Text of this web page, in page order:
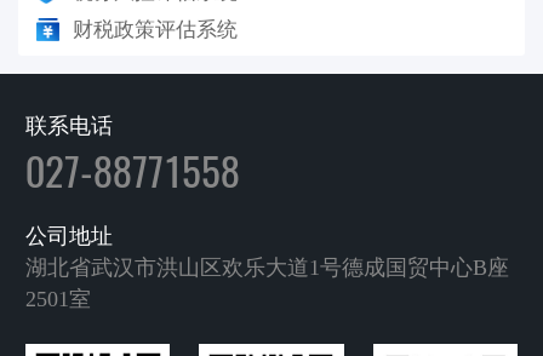
财税政策评估系统
联系电话
027-88771558
公司地址
湖北省武汉市洪山区欢乐大道1号德成国贸中心B座
2501室